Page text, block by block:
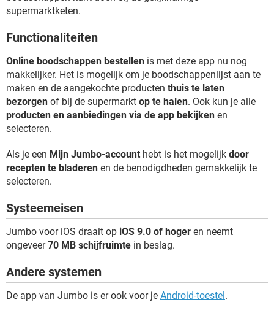
supermarktketen.
Functionaliteiten
Online boodschappen bestellen is met deze app nu nog
makkelijker. Het is mogelijk om je boodschappenlijst aan te
maken en de aangekochte producten thuis te laten
bezorgen of bij de supermarkt op te halen. Ook kun je alle
producten en aanbiedingen via de app bekijken en
selecteren.
Als je een Mijn Jumbo-account hebt is het mogelijk door
recepten te bladeren en de benodigdheden gemakkelijk te
selecteren.
Systeemeisen
Jumbo voor iOS draait op iOS 9.0 of hoger en neemt
ongeveer70 MB schijfruimte in beslag.
Andere systemen
De app van Jumbo is er ook voor je Android-toestel.